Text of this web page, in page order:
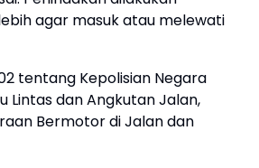
agar masuk atau melewati
tentang Kepolisian Negara
Lintas dan Angkutan Jalan,
Bermotor di Jalan dan